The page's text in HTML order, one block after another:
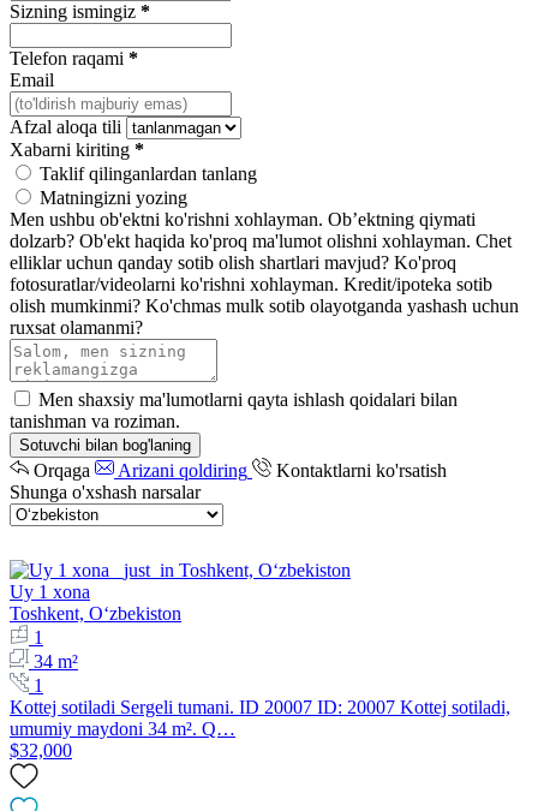
Sizning ismingiz *
Telefon raqami *
Email
Afzal aloqa tili
Xabarni kiriting *
Taklif qilinganlardan tanlang
Matningizni yozing
Men ushbu ob'ektni ko'rishni xohlayman. Ob’ektning qiymati
dolzarb? Ob'ekt haqida ko'proq ma'lumot olishni xohlayman. Chet
elliklar uchun qanday sotib olish shartlari mavjud? Ko'proq
fotosuratlar/videolarni ko'rishni xohlayman. Kredit/ipoteka sotib
olish mumkinmi? Ko'chmas mulk sotib olayotganda yashash uchun
ruxsat olamanmi?
Men shaxsiy ma'lumotlarni qayta ishlash qoidalari bilan
tanishman va roziman.
Sotuvchi bilan bog'laning
Orqaga Arizani qoldiring
Kontaktlarni ko'rsatish
Shunga o'xshash narsalar
Uy 1 xona
Toshkent, Oʻzbekiston
1
34 m²
1
Kottej sotiladi Sergeli tumani. ID 20007 ID: 20007 Kottej sotiladi,
umumiy maydoni 34 m². Q…
$32,000